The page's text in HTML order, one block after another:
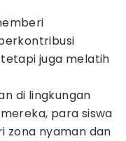
juga melatih
di lingkungan
para siswa
zona nyaman dan